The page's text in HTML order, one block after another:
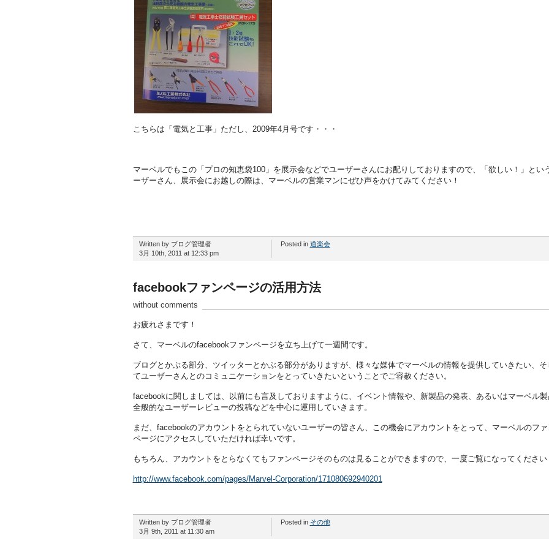
こちらは「電気と工事」ただし、2009年4月号です・・・
マーベルでもこの「プロの知恵袋100」を展示会などでユーザーさんにお配りしておりますので、「欲しい！」とい
ーザーさん、展示会にお越しの際は、マーベルの営業マンにぜひ声をかけてみてください！
Written by ブログ管理者
3月 10th, 2011 at 12:33 pm
Posted in 道楽会
facebookファンページの活用方法
without comments
お疲れさまです！
さて、マーベルのfacebookファンページを立ち上げて一週間です。
ブログとかぶる部分、ツイッターとかぶる部分がありますが、様々な媒体でマーベルの情報を提供していきたい、そ
てユーザーさんとのコミュニケーションをとっていきたいということでご容赦ください。
facebookに関しましては、以前にも言及しておりますように、イベント情報や、新製品の発表、あるいはマーベル製
全般的なユーザーレビューの投稿などを中心に運用していきます。
まだ、facebookのアカウントをとられていないユーザーの皆さん、この機会にアカウントをとって、マーベルのファ
ページにアクセスしていただければ幸いです。
もちろん、アカウントをとらなくてもファンページそのものは見ることができますので、一度ご覧になってください
http://www.facebook.com/pages/Marvel-Corporation/171080692940201
Written by ブログ管理者
3月 9th, 2011 at 11:30 am
Posted in その他